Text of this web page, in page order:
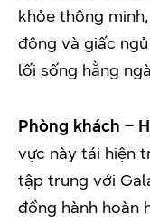
khỏe thông
động và giấc
lối sống hằng
Phòng khách –
vực này tái hiện
tập trung với
đồng hành hoàn